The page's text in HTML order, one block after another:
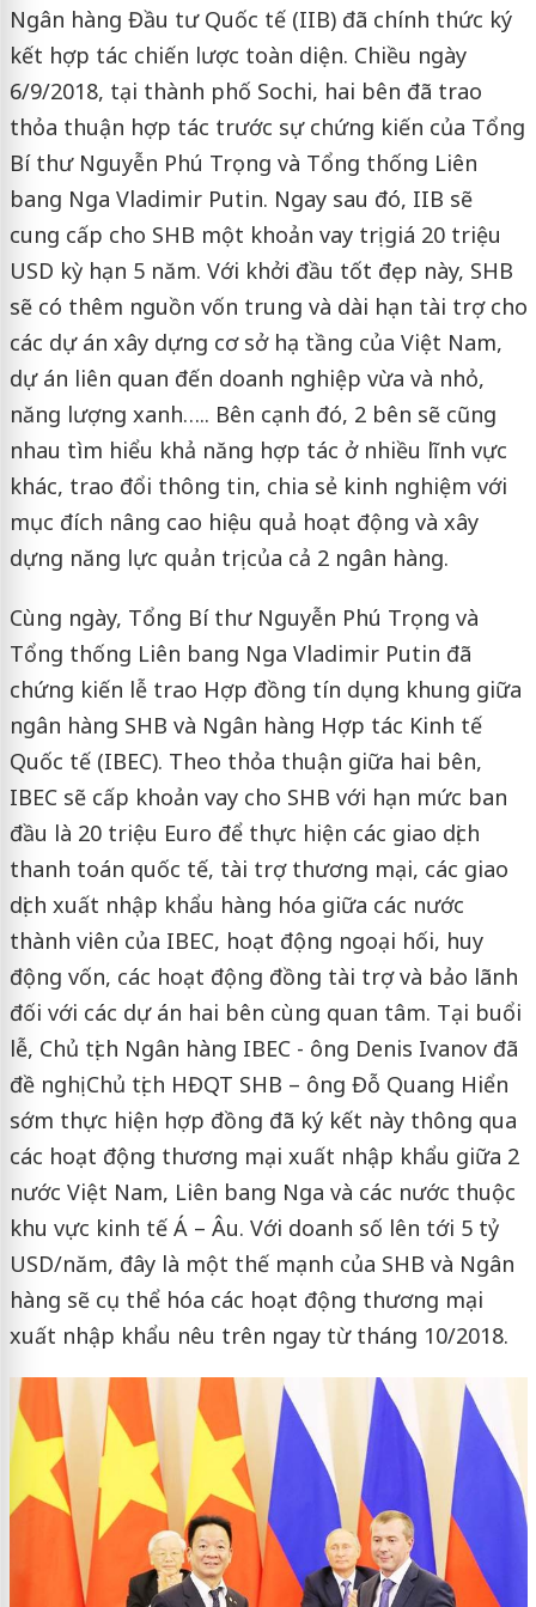
Ngân hàng Đầu tư Quốc tế (IIB) đã chính thức ký
kết hợp tác chiến lược toàn diện. Chiều ngày
6/9/2018, tại thành phố Sochi, hai bên đã trao
thỏa thuận hợp tác trước sự chứng kiến của Tổng
Bí thư Nguyễn Phú Trọng và Tổng thống Liên
bang Nga Vladimir Putin. Ngay sau đó, IIB sẽ
cung cấp cho SHB một khoản vay trị giá 20 triệu
USD kỳ hạn 5 năm. Với khởi đầu tốt đẹp này, SHB
sẽ có thêm nguồn vốn trung và dài hạn tài trợ cho
các dự án xây dựng cơ sở hạ tầng của Việt Nam,
dự án liên quan đến doanh nghiệp vừa và nhỏ,
năng lượng xanh….. Bên cạnh đó, 2 bên sẽ cũng
nhau tìm hiểu khả năng hợp tác ở nhiều lĩnh vực
khác, trao đổi thông tin, chia sẻ kinh nghiệm với
mục đích nâng cao hiệu quả hoạt động và xây
dựng năng lực quản trị của cả 2 ngân hàng.
Cùng ngày, Tổng Bí thư Nguyễn Phú Trọng và
Tổng thống Liên bang Nga Vladimir Putin đã
chứng kiến lễ trao Hợp đồng tín dụng khung giữa
ngân hàng SHB và Ngân hàng Hợp tác Kinh tế
Quốc tế (IBEC). Theo thỏa thuận giữa hai bên,
IBEC sẽ cấp khoản vay cho SHB với hạn mức ban
đầu là 20 triệu Euro để thực hiện các giao dịch
thanh toán quốc tế, tài trợ thương mại, các giao
dịch xuất nhập khẩu hàng hóa giữa các nước
thành viên của IBEC, hoạt động ngoại hối, huy
động vốn, các hoạt động đồng tài trợ và bảo lãnh
đối với các dự án hai bên cùng quan tâm. Tại buổi
lễ, Chủ tịch Ngân hàng IBEC - ông Denis Ivanov đã
đề nghị Chủ tịch HĐQT SHB – ông Đỗ Quang Hiển
sớm thực hiện hợp đồng đã ký kết này thông qua
các hoạt động thương mại xuất nhập khẩu giữa 2
nước Việt Nam, Liên bang Nga và các nước thuộc
khu vực kinh tế Á – Âu. Với doanh số lên tới 5 tỷ
USD/năm, đây là một thế mạnh của SHB và Ngân
hàng sẽ cụ thể hóa các hoạt động thương mại
xuất nhập khẩu nêu trên ngay từ tháng 10/2018.